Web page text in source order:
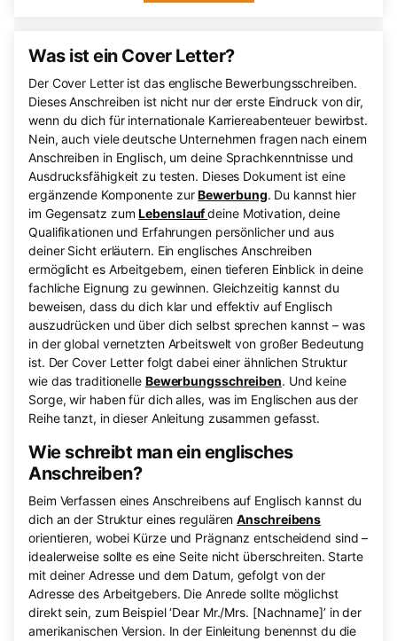
Was ist ein Cover Letter?
Der Cover Letter ist das englische Bewerbungsschreiben.
Dieses Anschreiben ist nicht nur der erste Eindruck von dir,
wenn du dich für internationale Karriereabenteuer bewirbst.
Nein, auch viele deutsche Unternehmen fragen nach einem
Anschreiben in Englisch, um deine Sprachkenntnisse und
Ausdrucksfähigkeit zu testen. Dieses Dokument ist eine
ergänzende Komponente zurBewerbung. Du kannst hier
im Gegensatz zumLebenslaufdeine Motivation, deine
Qualifikationen und Erfahrungen persönlicher und aus
deiner Sicht erläutern. Ein englisches Anschreiben
ermöglicht es Arbeitgebern, einen tieferen Einblick in deine
fachliche Eignung zu gewinnen. Gleichzeitig kannst du
beweisen, dass du dich klar und effektiv auf Englisch
auszudrücken und über dich selbst sprechen kannst – was
in der global vernetzten Arbeitswelt von großer Bedeutung
ist. Der Cover Letter folgt dabei einer ähnlichen Struktur
wie das traditionelle Bewerbungsschreiben. Und keine
Sorge, wir haben für dich alles, was im Englischen aus der
Reihe tanzt, in dieser Anleitung zusammen gefasst.
Wie schreibt man ein englisches
Anschreiben?
Beim Verfassen eines Anschreibens auf Englisch kannst du
dich an der Struktur eines regulärenAnschreibens
orientieren, wobei Kürze und Prägnanz entscheidend sind –
idealerweise sollte es eine Seite nicht überschreiten. Starte
mit deiner Adresse und dem Datum, gefolgt von der
Adresse des Arbeitgebers. Die Anrede sollte möglichst
direkt sein, zum Beispiel ‘Dear Mr./Mrs. [Nachname]’ in der
amerikanischen Version. In der Einleitung benennst du die